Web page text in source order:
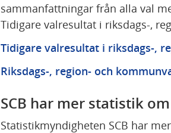
sammanfattningar från alla val
Tidigare valresultat i riksdags-,
Tidigare valresultat i riksdags-,
Riksdags-, region- och
SCB har mer statistik
Statistikmyndigheten SCB har